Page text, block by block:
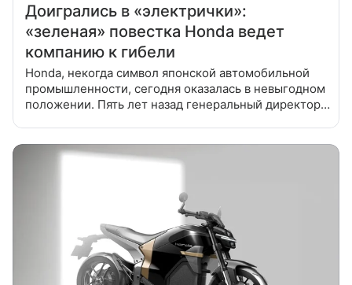
Доигрались в «электрички»:
«зеленая» повестка Honda ведет
компанию к гибели
Honda, некогда символ японской автомобильной
промышленности, сегодня оказалась в невыгодном
положении. Пять лет назад генеральный директор